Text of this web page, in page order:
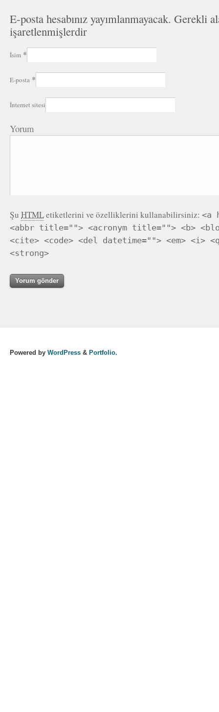
E-posta hesabınız yayımlanmayacak. Gerekli
işaretlenmişlerdir
İsim *
E-posta *
İnternet sitesi
Yorum
Şu HTMLetiketlerini ve özelliklerini kullanabilirsiniz: <a
<abbr title=""> <acronym title=""> <b>
<cite> <code> <del datetime=""> <em> <i>
<strong>
Powered by WordPress & Portfolio.